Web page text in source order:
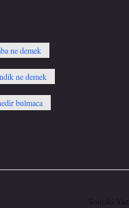
ne demek
ne demek
bulmaca
Sonraki